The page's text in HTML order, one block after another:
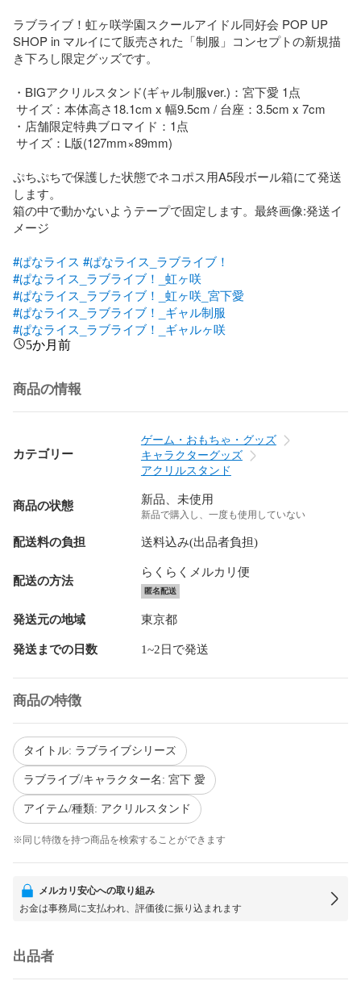
ラブライブ！虹ヶ咲学園スクールアイドル同好会 POP UP
SHOP in マルイにて販売された「制服」コンセプトの新規描
き下ろし限定グッズです。
・BIGアクリルスタンド(ギャル制服ver.)：宮下愛 1点
・店舗限定特典ブロマイド：1点
ぷちぷちで保護した状態でネコポス用A5段ボール箱にて発送
します。
箱の中で動かないようテープで固定します。最終画像:発送イ
メージ
#ぱなライス #ぱなライス_ラブライブ！
#ぱなライス_ラブライブ！_虹ヶ咲
#ぱなライス_ラブライブ！_虹ヶ咲_宮下愛
#ぱなライス_ラブライブ！_ギャル制服
#ぱなライス_ラブライブ！_ギャルヶ咲
5か月前
商品の情報
カテゴリー
ゲーム・おもちゃ・グッズ
キャラクターグッズ
アクリルスタンド
商品の状態 新品、未使用
新品で購入し、一度も使用していない
配送料の負担 送料込み(出品者負担)
配送の方法
らくらくメルカリ便
匿名配送
発送元の地域 東京都
発送までの日数 1~2日で発送
商品の特徴
タイトル: ラブライブシリーズ
ラブライブ/キャラクター名: 宮下 愛
アイテム/種類: アクリルスタンド
※同じ特徴を持つ商品を検索することができます
メルカリ安心への取り組み
お金は事務局に支払われ、評価後に振り込まれます
出品者